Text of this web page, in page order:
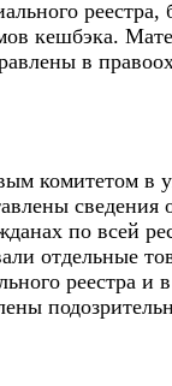
кешбэка.
в
комитетом в
сведения
по всей
отдельные
реестра и